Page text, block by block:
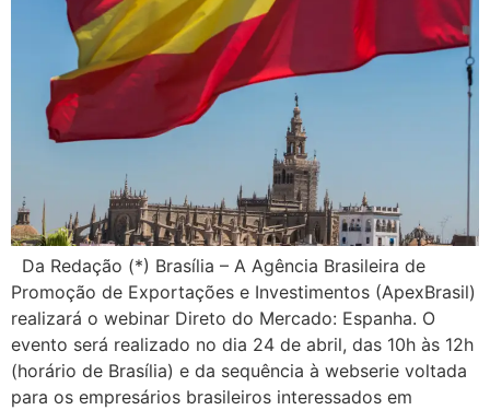
Da Redação (*) Brasília – A Agência Brasileira de
Promoção de Exportações e Investimentos (ApexBrasil)
realizará o webinar Direto do Mercado: Espanha. O
evento será realizado no dia 24 de abril, das 10h às 12h
(horário de Brasília) e da sequência à webserie voltada
para os empresários brasileiros interessados em